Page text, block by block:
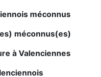
méconnus
méconnus(es)
à Valenciennes